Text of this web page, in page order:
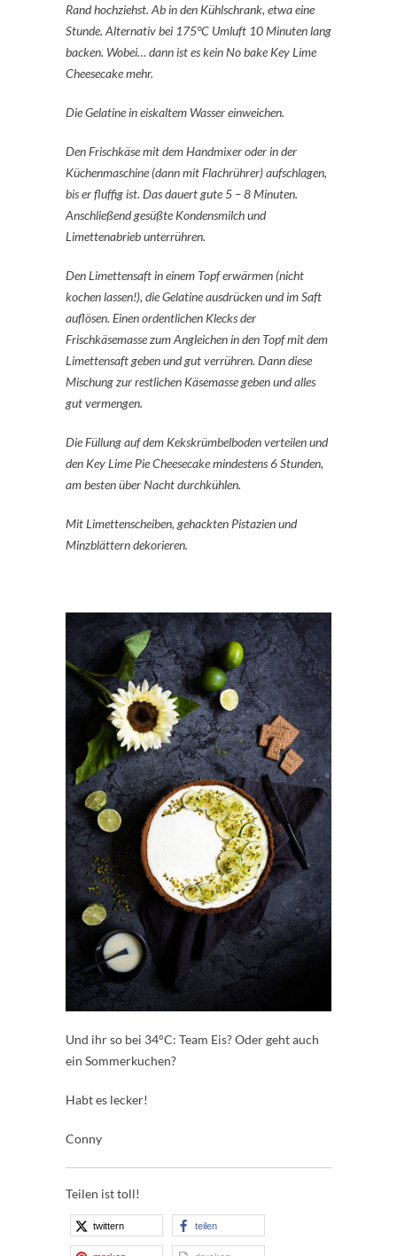
Rand hochziehst. Ab in den Kühlschrank, etwa eine
Stunde. Alternativ bei 175°C Umluft 10 Minuten lang
backen. Wobei… dann ist es kein No bake Key Lime
Cheesecake mehr.
Die Gelatine in eiskaltem Wasser einweichen.
Den Frischkäse mit dem Handmixer oder in der
Küchenmaschine (dann mit Flachrührer) aufschlagen,
bis er fluffig ist. Das dauert gute 5 – 8 Minuten.
Anschließend gesüßte Kondensmilch und
Limettenabrieb unterrühren.
Den Limettensaft in einem Topf erwärmen (nicht
kochen lassen!), die Gelatine ausdrücken und im Saft
auflösen. Einen ordentlichen Klecks der
Frischkäsemasse zum Angleichen in den Topf mit dem
Limettensaft geben und gut verrühren. Dann diese
Mischung zur restlichen Käsemasse geben und alles
gut vermengen.
Die Füllung auf dem Kekskrümbelboden verteilen und
den Key Lime Pie Cheesecake mindestens 6 Stunden,
am besten über Nacht durchkühlen.
Mit Limettenscheiben, gehackten Pistazien und
Minzblättern dekorieren.
Und ihr so bei 34°C: Team Eis? Oder geht auch
ein Sommerkuchen?
Habt es lecker!
Conny
Teilen ist toll!
twittern teilen